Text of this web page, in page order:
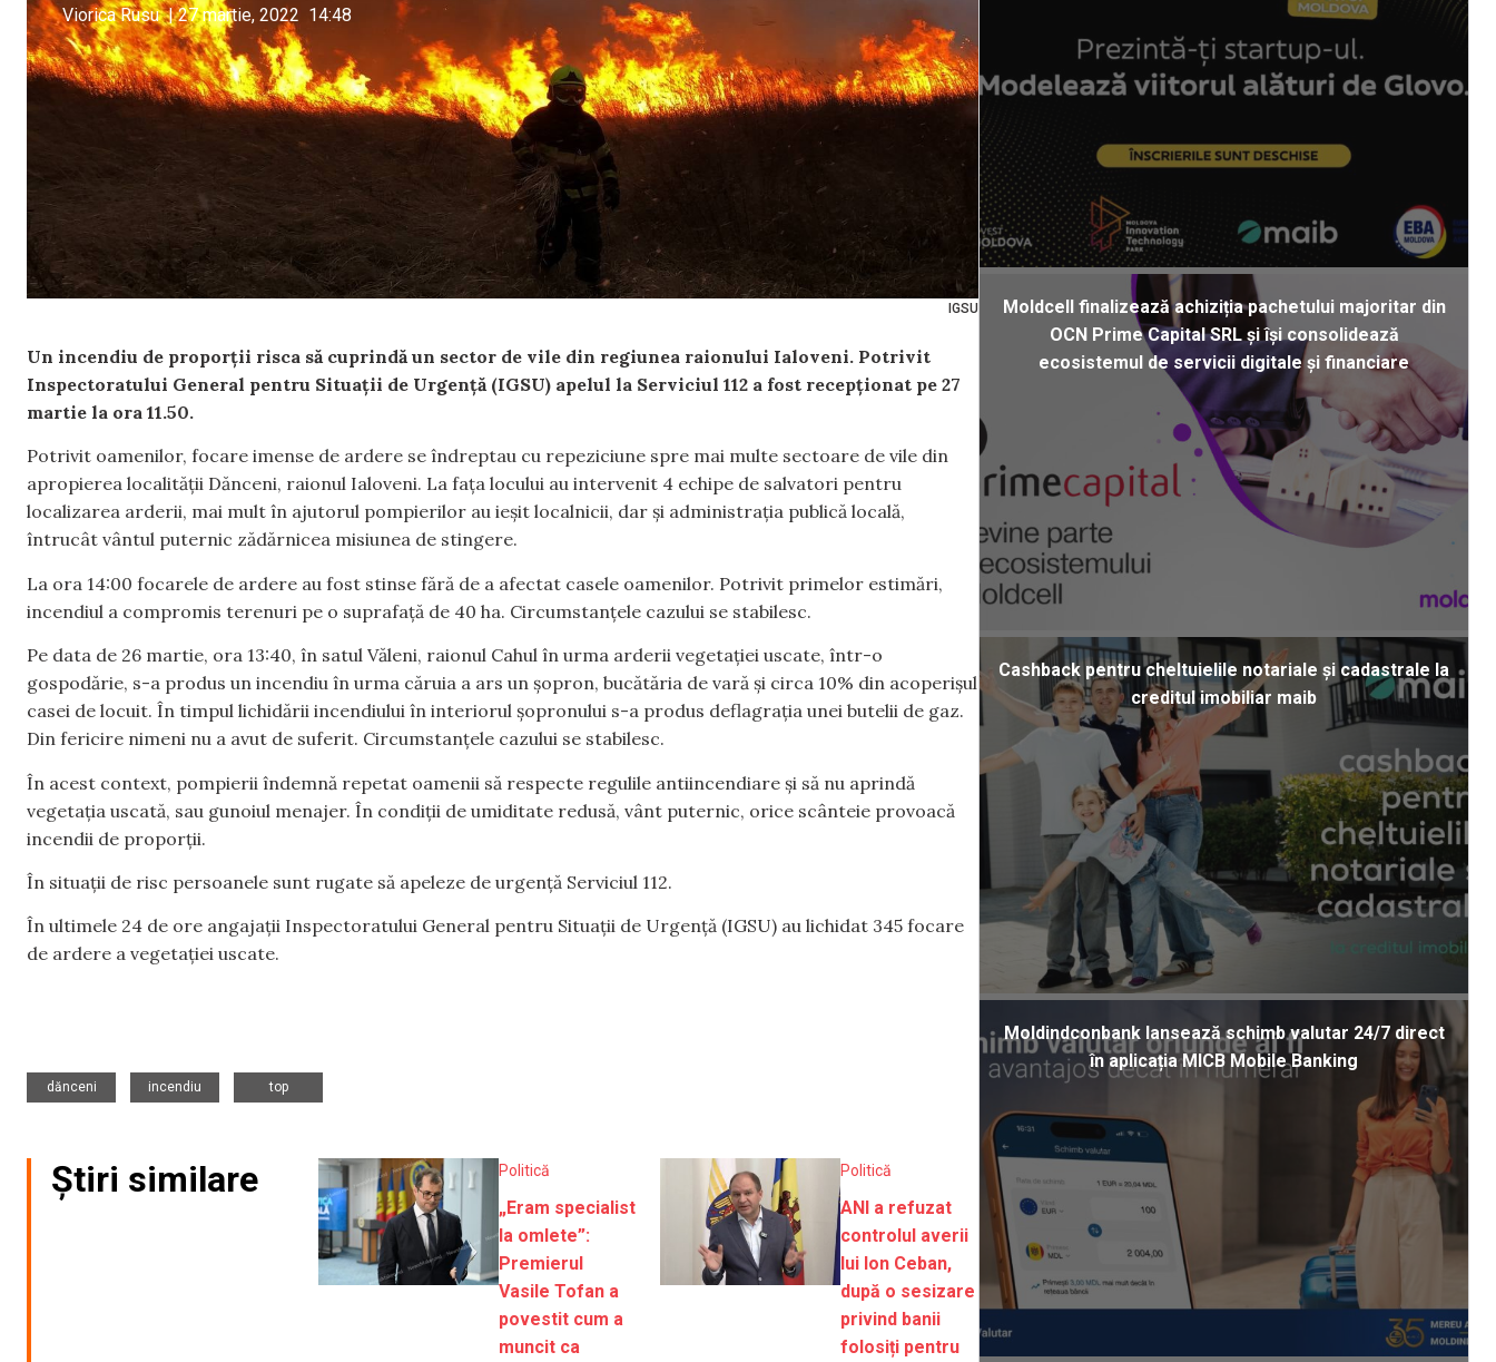
IGSU
Viorica Rusu | 27 martie, 2022 14:48
Un incendiu de proporții risca să cuprindă un sector de vile din regiunea raionului Ialoveni. Potrivit
Inspectoratului General pentru Situații de Urgență (IGSU) apelul la Serviciul 112 a fost recepționat pe 27
martie la ora 11.50.
Potrivit oamenilor, focare imense de ardere se îndreptau cu repeziciune spre mai multe sectoare de vile din
apropierea localității Dănceni, raionul Ialoveni. La fața locului au intervenit 4 echipe de salvatori pentru
localizarea arderii, mai mult în ajutorul pompierilor au ieșit localnicii, dar și administrația publică locală,
întrucât vântul puternic zădărnicea misiunea de stingere.
La ora 14:00 focarele de ardere au fost stinse fără de a afectat casele oamenilor. Potrivit primelor estimări,
incendiul a compromis terenuri pe o suprafață de 40 ha. Circumstanțele cazului se stabilesc.
Pe data de 26 martie, ora 13:40, în satul Văleni, raionul Cahul în urma arderii vegetației uscate, într-o
gospodărie, s-a produs un incendiu în urma căruia a ars un șopron, bucătăria de vară și circa 10% din acoperișul
casei de locuit. În timpul lichidării incendiului în interiorul șopronului s-a produs deflagrația unei butelii de gaz.
Din fericire nimeni nu a avut de suferit. Circumstanțele cazului se stabilesc.
În acest context, pompierii îndemnă repetat oamenii să respecte regulile antiincendiare și să nu aprindă
vegetația uscată, sau gunoiul menajer. În condiții de umiditate redusă, vânt puternic, orice scânteie provoacă
incendii de proporții.
În situații de risc persoanele sunt rugate să apeleze de urgență Serviciul 112.
În ultimele 24 de ore angajații Inspectoratului General pentru Situații de Urgență (IGSU) au lichidat 345 focare
de ardere a vegetației uscate.
dănceni
incendiu
top
Știri similare Politică
„Eram specialist
la omlete”:
Premierul
Vasile Tofan a
povestit cum a
muncit ca
Politică
ANI a refuzat
controlul averii
lui Ion Ceban,
după o sesizare
privind banii
folosiți pentru
Moldcell finalizează achiziția pachetului majoritar din
OCN Prime Capital SRL și își consolidează
ecosistemul de servicii digitale și financiare
Cashback pentru cheltuielile notariale și cadastrale la
creditul imobiliar maib
Moldindconbank lansează schimb valutar 24/7 direct
în aplicația MICB Mobile Banking